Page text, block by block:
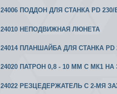
24006 ПОДДОН ДЛЯ СТАНКА PD 230/
24010 НЕПОДВИЖНАЯ ЛЮНЕТА
24014 ПЛАНШАЙБА ДЛЯ СТАНКА PD
24020 ПАТРОН 0,8 - 10 ММ С МК1
24022 РЕЗЦЕДЕРЖАТЕЛЬ С 2-МЯ